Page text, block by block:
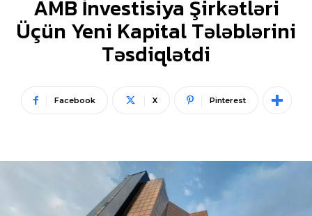
AMB İnvestisiya Şirkətləri
Üçün Yeni Kapital Tələblərini
Təsdiqlətdi
Facebook X Pinterest